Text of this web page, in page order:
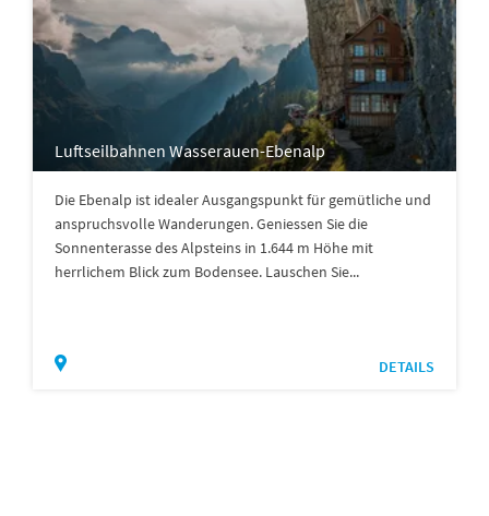
Luftseilbahnen Wasserauen-Ebenalp
Die Ebenalp ist idealer Ausgangspunkt für gemütliche und
anspruchsvolle Wanderungen. Geniessen Sie die
Sonnenterasse des Alpsteins in 1.644 m Höhe mit
herrlichem Blick zum Bodensee. Lauschen Sie...
DETAILS